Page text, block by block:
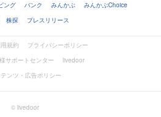
ング バンク みんかぶ
みんかぶChoice
株探 プレスリリース
規約
プライバシーポリシー
サポートセンター
livedoor
ンツ・広告ポリシー
© livedoor